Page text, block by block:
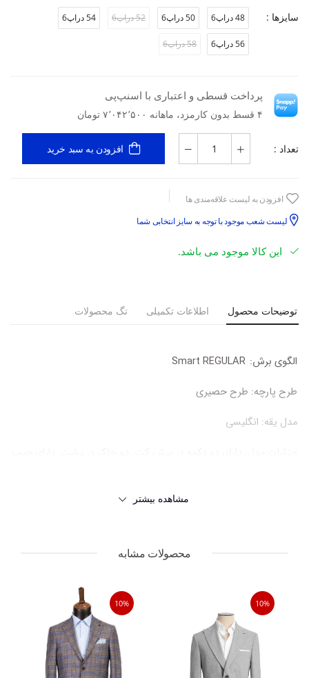
سایزها : 48 دراپ6 50 دراپ6 52 دراپ6 54 دراپ6
56 دراپ6 58 دراپ6
پرداخت قسطی و اعتباری با اسنپ‌پی
۴ قسط بدون کارمزد، ماهانه ۷٬۰۴۲٬۵۰۰ تومان
تعداد : افزودن به سبد خرید
افزودن به لیست علاقه‌مندی ها
لیست شعب موجود با توجه به سایز انتخابی شما
این کالا موجود می باشد.
توضیحات محصول اطلاعات تکمیلی تگ محصولات
الگوی برش: Smart REGULAR
طرح پارچه: طرح حصیری
مدل یقه: انگلیسی
مشاهده بیشتر
محصولات مشابه
10%
10%